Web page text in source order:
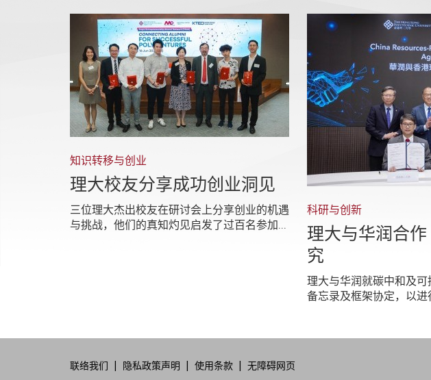
知识转移与创业
理大校友分享成功创业洞见
三位理大杰出校友在研讨会上分享创业的机遇
与挑战，他们的真知灼见启发了过百名参加...
科研与创新
理大与华润合
究
理大与华润就碳中和及
备忘录及框架协定，以
联络我们 隐私政策声明 使用条款 无障碍网页